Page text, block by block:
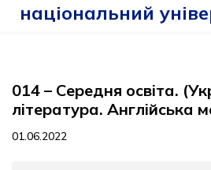
національний
014 – Середня освіта.
література. Англiйська
01.06.2022